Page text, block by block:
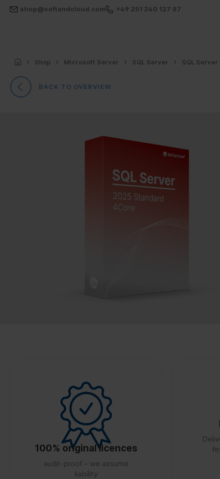
shop@softandcloud.com +49 251 240 127 87
Shop Microsoft Server SQL Server SQL Server
BACK TO OVERVIEW
100% original licences
audit-proof – we assume
liability